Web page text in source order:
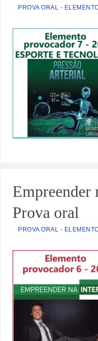
PROVA ORAL -
Empreender
Prova oral
PROVA ORAL -